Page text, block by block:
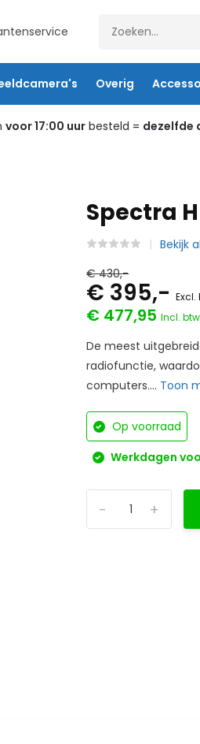
Overig
voor 17:00 uurbesteld = dezelfde
Spectra
Bekijk
€ 430,-
€ 395,-Excl.
€ 477,95Incl. btw
De meest
radiofunctie,
computers.... Toon
Op voorraad
Werkdagen
+
-